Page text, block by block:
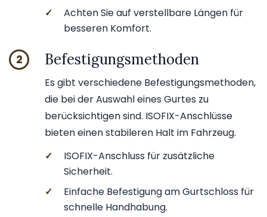
✓
Achten Sie auf verstellbare Längen für
besseren Komfort.
2 Befestigungsmethoden
Es gibt verschiedene Befestigungsmethoden,
die bei der Auswahl eines Gurtes zu
berücksichtigen sind. ISOFIX-Anschlüsse
bieten einen stabileren Halt im Fahrzeug.
✓
ISOFIX-Anschluss für zusätzliche
Sicherheit.
✓
Einfache Befestigung am Gurtschloss für
schnelle Handhabung.